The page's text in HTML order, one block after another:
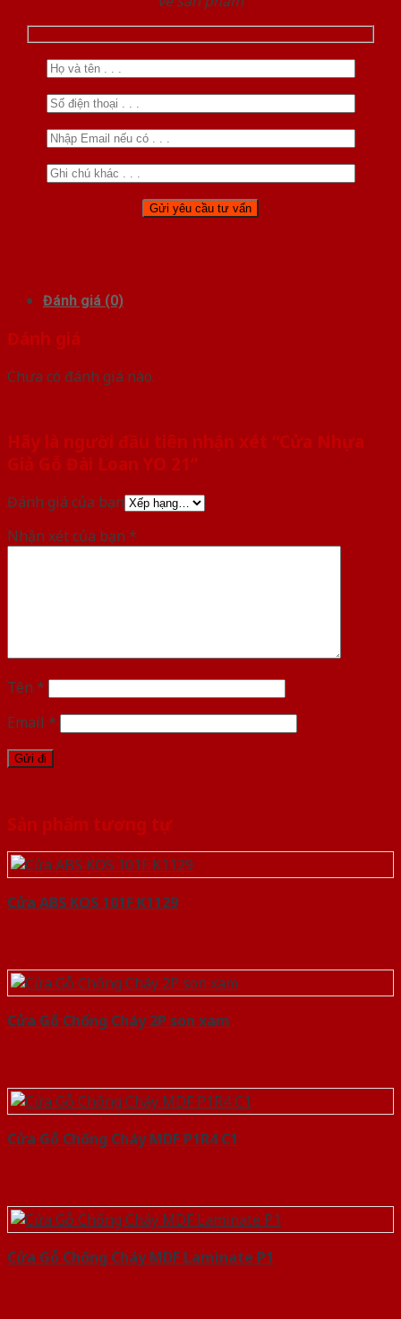
Đánh giá (0)
Đánh giá
Chưa có đánh giá nào.
Hãy là người đầu tiên nhận xét “Cửa Nhựa
Giả Gỗ Đài Loan YO 21”
Đánh giá của bạn
Nhận xét của bạn *
Tên *
Email *
Sản phẩm tương tự
Cửa ABS KOS 101F K1129
Cửa Gỗ Chống Cháy 2P son xam
Cửa Gỗ Chống Cháy MDF P1R4 C1
Cửa Gỗ Chống Cháy MDF Laminate P1